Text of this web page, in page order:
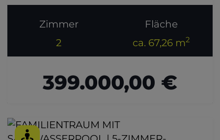
Zimmer
2
Fläche
ca. 67,26 m2
399.000,00 €